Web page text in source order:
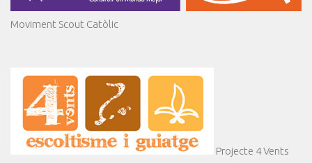
Moviment Scout Catòlic
Projecte 4 Vents